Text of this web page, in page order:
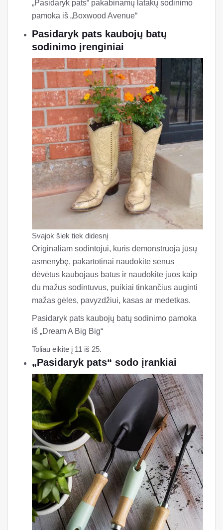
„Pasidaryk pats“ pakabinamų latakų sodinimo
pamoka iš „Boxwood Avenue“
Pasidaryk pats kaubojų batų
sodinimo įrenginiai
Svajok šiek tiek didesnį
Originaliam sodintojui, kuris demonstruoja jūsų
asmenybę, pakartotinai naudokite senus
dėvėtus kaubojaus batus ir naudokite juos kaip
du mažus sodintuvus, puikiai tinkančius auginti
mažas gėles, pavyzdžiui, kasas ar medetkas.
Pasidaryk pats kaubojų batų sodinimo pamoka
iš „Dream A Big Big“
Toliau eikite į 11 iš 25.
„Pasidaryk pats“ sodo įrankiai